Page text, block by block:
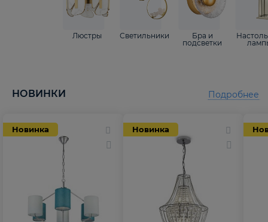
Люстры Светильники
Бра и
подсветки
НОВИНКИ
Новинка Новинка
Подробнее